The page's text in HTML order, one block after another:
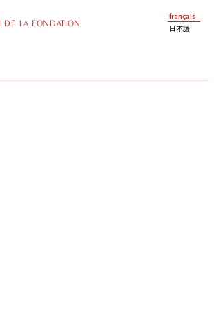
DE LA FONDATION
français
日本語